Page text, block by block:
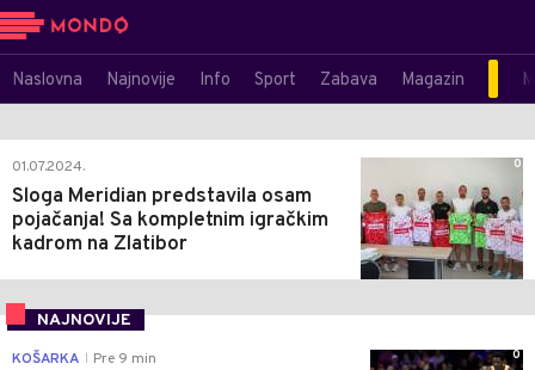
Naslovna Najnovije Info Sport Zabava Magazin
01.07.2024.
Sloga Meridian predstavila osam
pojačanja! Sa kompletnim igračkim
kadrom na Zlatibor
0
NAJNOVIJE
0
KOŠARKA Pre 9 min